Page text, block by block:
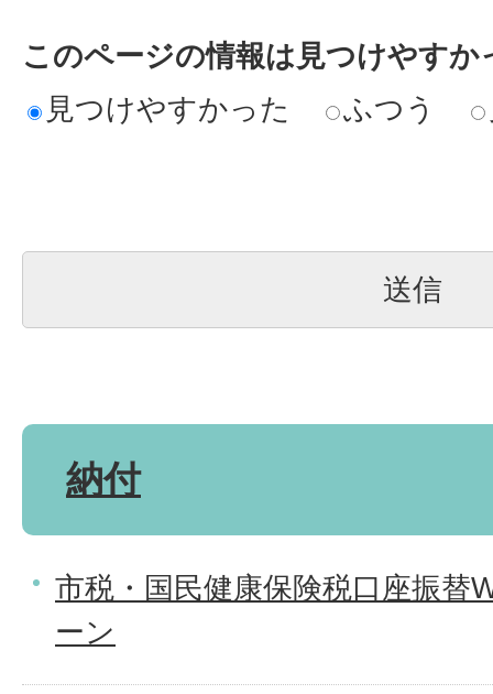
このページの情報は見つけやすか
見つけやすかった
ふつう
納付
市税・国民健康保険税口座振替
ーン